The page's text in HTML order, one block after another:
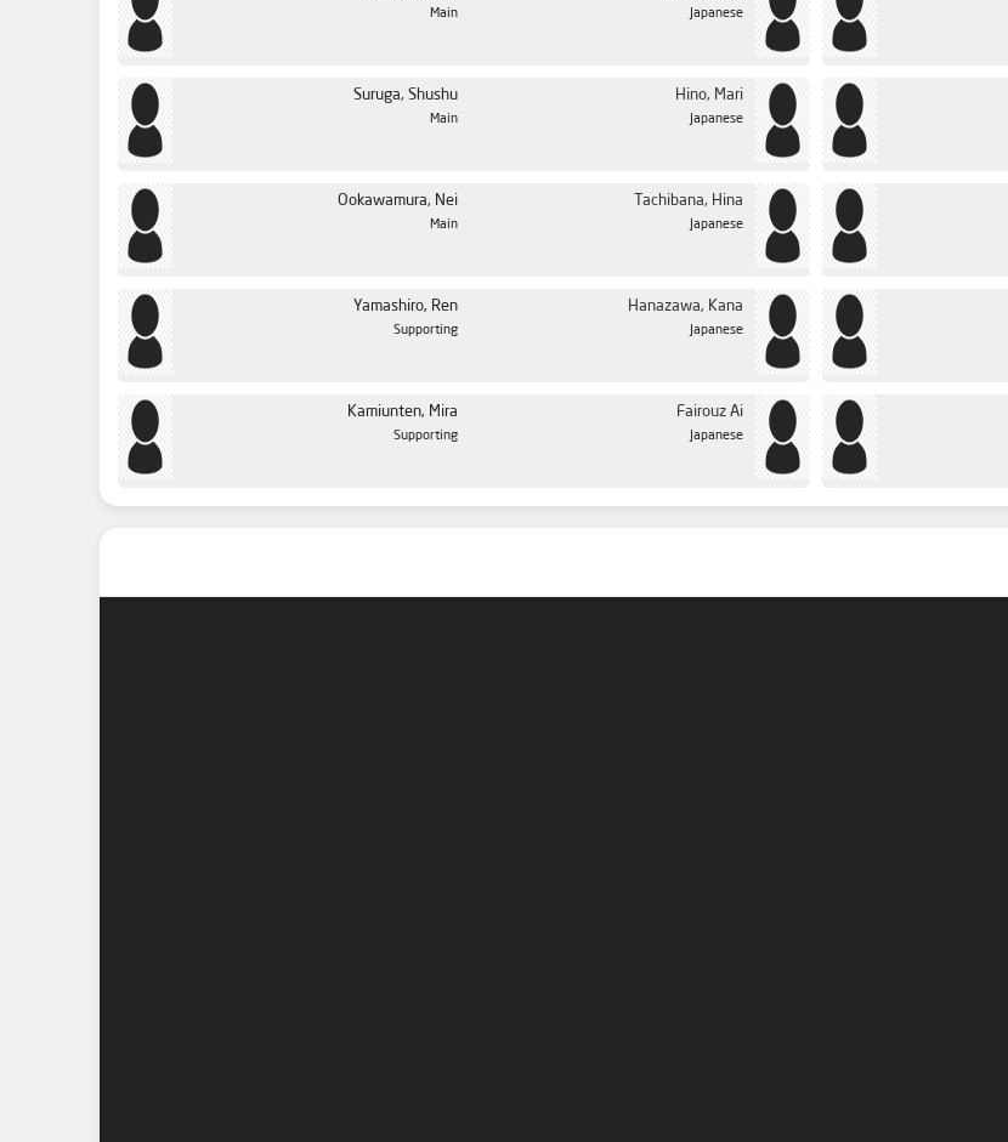
Main Japanese
Suruga, Shushu
Main
Hino, Mari
Japanese
Ookawamura, Nei
Main
Tachibana, Hina
Japanese
Yamashiro, Ren
Supporting
Hanazawa, Kana
Japanese
Kamiunten, Mira
Supporting
Fairouz Ai
Japanese